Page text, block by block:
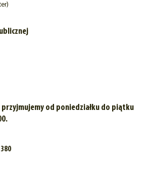
przyjmujemy od poniedziałku do piątku